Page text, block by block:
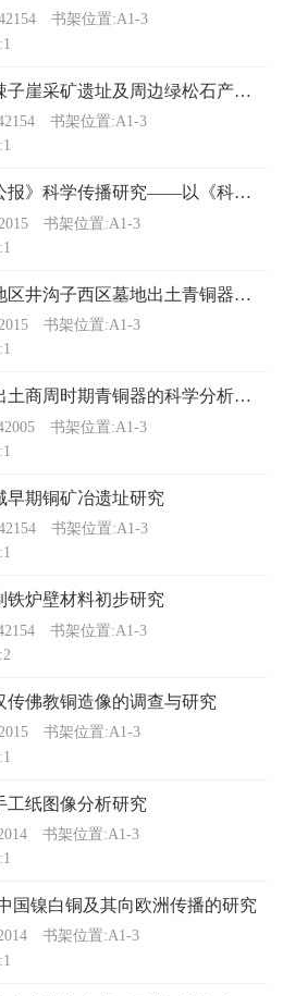
书架位置:A1-3
陕西洛南辣子崖采矿遗址及周边绿松石产源特征研究
书架位置:A1-3
新记《大公报》科学传播研究——以《科学周刊》《科学副刊》为例
书架位置:A1-3
辽西赤峰地区井沟子西区墓地出土青铜器研究
书架位置:A1-3
陕北地区出土商周时期青铜器的科学分析研究——兼论商代晚期晋陕高原与安阳殷墟的文化联系
书架位置:A1-3
早期铜矿冶遗址研究
书架位置:A1-3
铁炉壁材料初步研究
书架位置:A1-3
传佛教铜造像的调查与研究
书架位置:A1-3
工纸图像分析研究
书架位置:A1-3
国镍白铜及其向欧洲传播的研究
书架位置:A1-3